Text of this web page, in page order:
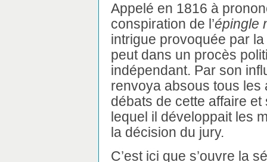
Appelé en 1816 à
conspiration de l’épingle
intrigue provoquée par
peut dans un procès
indépendant. Par son
renvoya absous tous les
débats de cette affaire
lequel il développait les
la décision du jury.
C’est ici que s’ouvre la